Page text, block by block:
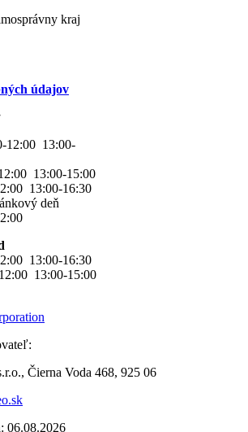
kraj
údajov
12:00 13:00-
13:00-15:00
13:00-16:30
deň
13:00-16:30
13:00-15:00
Čierna Voda 468, 925 06
06.08.2026